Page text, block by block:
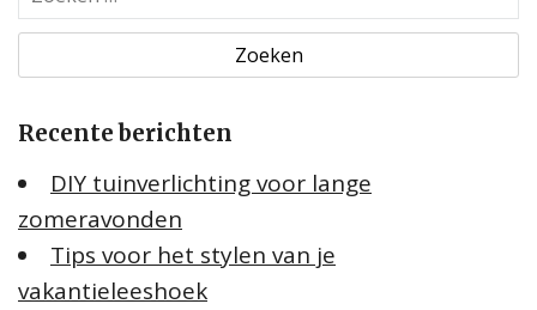
o
k
n
a
a
r
:
Recente berichten
DIY tuinverlichting voor lange
zomeravonden
Tips voor het stylen van je
vakantieleeshoek